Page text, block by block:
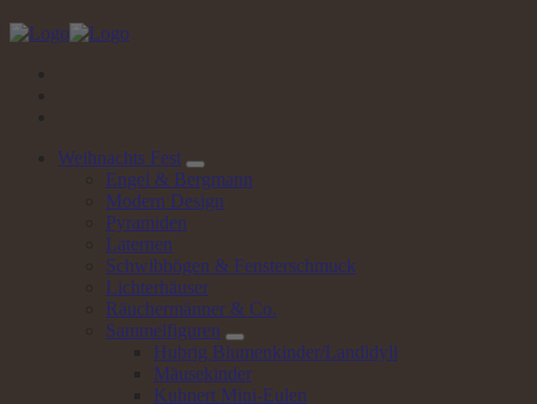
Weihnachts Fest
Engel & Bergmann
Modern Design
Pyramiden
Laternen
Schwibbögen & Fensterschmuck
Lichterhäuser
Räuchermänner & Co.
Sammelfiguren
Hubrig Blumenkinder/Landidyll
Mäusekinder
Kuhnert Mini-Eulen